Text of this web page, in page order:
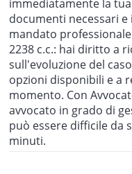
immediatamente la
documenti necessari
mandato
2238 c.c.: hai diritto a
sull'evoluzione del
opzioni disponibili e a
momento. Con
avvocato in grado di
può essere difficile da
minuti.